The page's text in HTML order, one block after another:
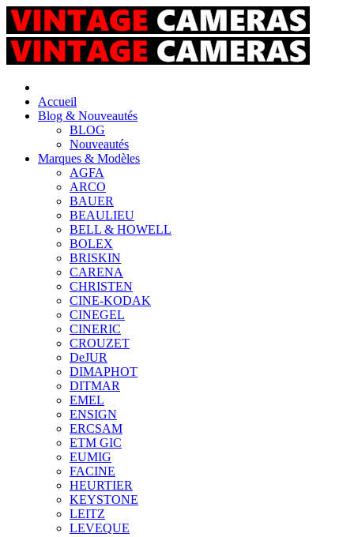
Accueil
Blog & Nouveautés
BLOG
Nouveautés
Marques & Modèles
AGFA
ARCO
BAUER
BEAULIEU
BELL & HOWELL
BOLEX
BRISKIN
CARENA
CHRISTEN
CINE-KODAK
CINEGEL
CINERIC
CROUZET
DeJUR
DIMAPHOT
DITMAR
EMEL
ENSIGN
ERCSAM
ETM GIC
EUMIG
FACINE
HEURTIER
KEYSTONE
LEITZ
LEVEQUE